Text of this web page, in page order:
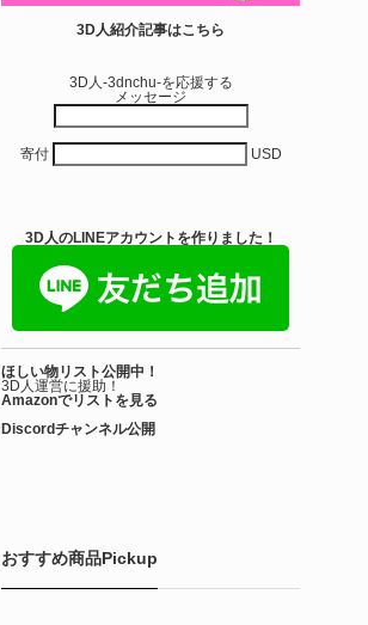
3D人紹介記事はこちら
3D人-3dnchu-を応援する
メッセージ
寄付 USD
3D人のLINEアカウントを作りました！
ほしい物リスト公開中！
3D人運営に援助！
Amazonでリストを見る
Discordチャンネル公開
おすすめ商品Pickup